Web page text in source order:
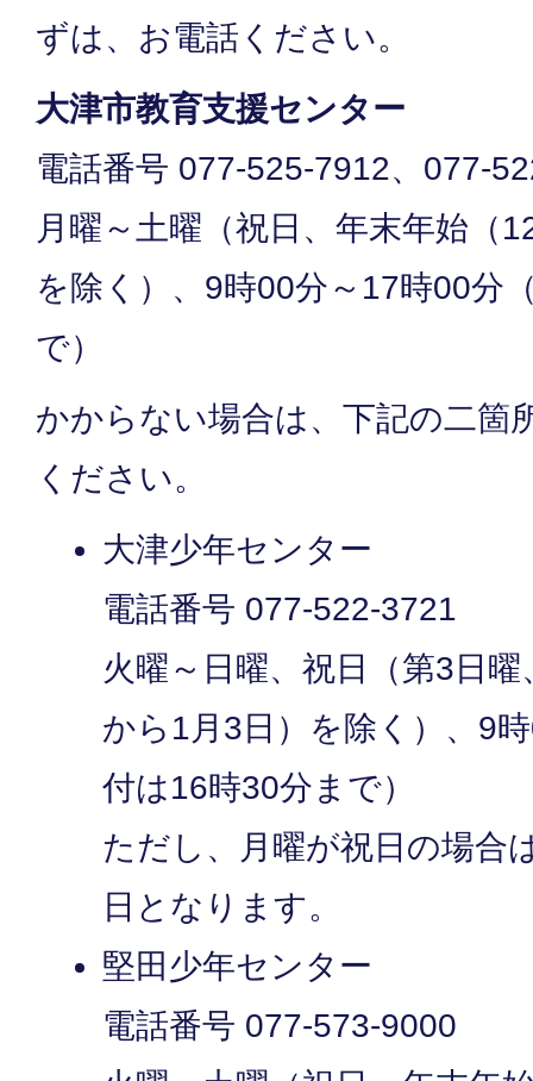
ずは、お電話ください。
大津市教育支援センター
電話番号 077-525-7912、077-
月曜～土曜（祝日、年末年始（
を除く）、9時00分～17時00分
で）
かからない場合は、下記の二箇
ください。
大津少年センター
電話番号 077-522-3721
火曜～日曜、祝日（第3日
から1月3日）を除く）、9
付は16時30分まで）
ただし、月曜が祝日の場合
日となります。
堅田少年センター
電話番号 077-573-9000